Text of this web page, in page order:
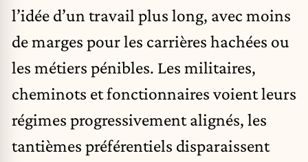
l’idée d’un travail plus long, avec moins
de marges pour les carrières hachées ou
les métiers pénibles. Les militaires,
cheminots et fonctionnaires voient leurs
régimes progressivement alignés, les
tantièmes préférentiels disparaissent